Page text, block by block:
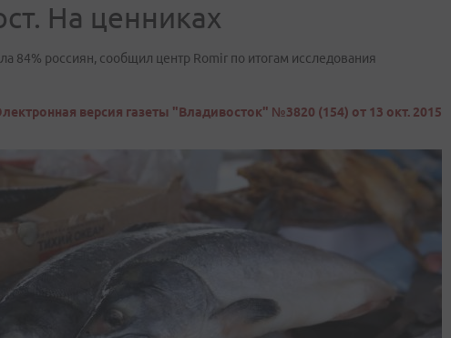
На ценниках
84% россиян, сообщил центр Romir по итогам исследования
версия газеты "Владивосток" №3820 (154) от 13 окт. 2015